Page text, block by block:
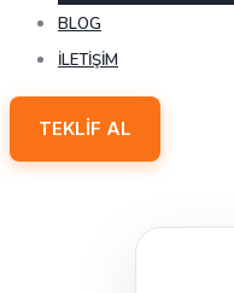
BLOG
İLETIŞIM
TEKLIF AL